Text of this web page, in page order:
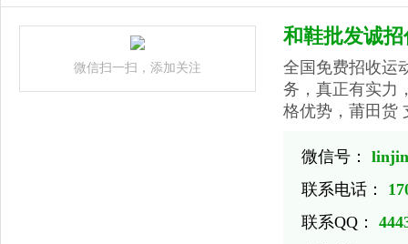
微信扫一扫，添加关注
和鞋批发诚招
全国免费招收运
务，真正有实力
格优势，莆田货
微信号：
联系电话：
联系QQ：